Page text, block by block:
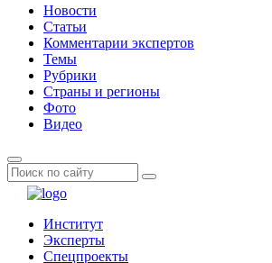
Новости
Статьи
Комментарии экспертов
Темы
Рубрики
Страны и регионы
Фото
Видео
Институт
Эксперты
Спецпроекты